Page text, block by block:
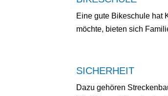
Eine gute Bikeschule hat
möchte, bieten sich
SICHERHEIT
Dazu gehören